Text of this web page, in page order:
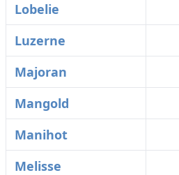
Lobelie
Luzerne
Majoran
Mangold
Manihot
Melisse